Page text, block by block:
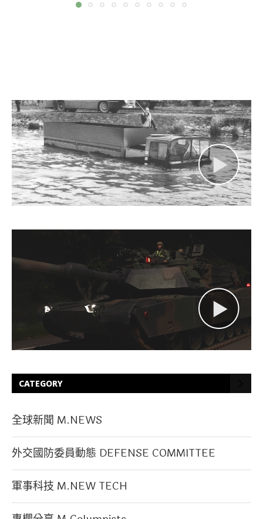
CATEGORY
全球新聞 M.NEWS
外交國防委員動態 DEFENSE COMMITTEE
軍事科技 M.NEW TECH